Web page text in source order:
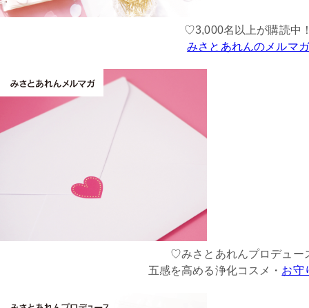
♡3,000名以上が購読中
みさとあれんのメルマガ
♡みさとあれんプロデュー
五感を高める浄化コスメ・ お守